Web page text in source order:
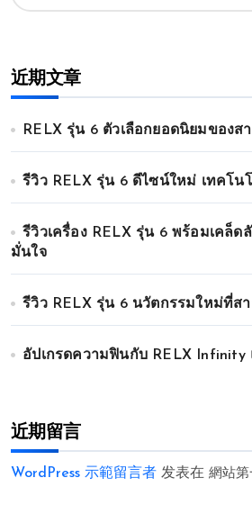
近期文章
RELX รุ่น 6 ตัวเลือกยอดนิยมของส
รีวิว RELX รุ่น 6 ดีไซน์ใหม่ เทคโน
รีวิวเครื่อง RELX รุ่น 6 พร้อมเคล็ด
มั่นใจ
รีวิว RELX รุ่น 6 นวัตกรรมใหม่ที่ส
อัปเกรดความฟินกับ RELX Infinity
近期留言
WordPress 示範留言者 发表在 網站